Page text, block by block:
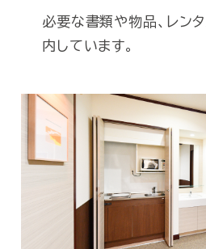
必要な書類や物品、レン
内しています。